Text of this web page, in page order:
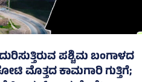
ಪಶ್ಚಿಮ ಬಂಗಾಳದ
ಮೊತ್ತದ ಕಾಮಗಾರಿ ಗುತ್ತಿಗೆ;